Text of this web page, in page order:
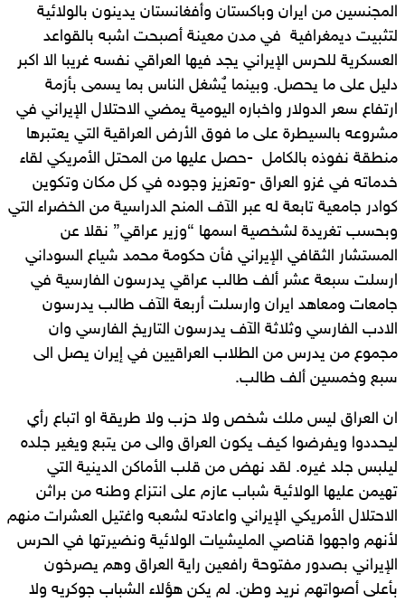
المجنسين من ايران وباكستان وأفغانستان يدينون بالولائية
لتثبيت ديمغرافية في مدن معينة أصبحت اشبه بالقواعد
العسكرية للحرس الإيراني يجد فيها العراقي نفسه غريبا الا اكبر
دليل على ما يحصل. وبينما يٌشغل الناس بما يسمى بأزمة
ارتفاع سعر الدولار واخباره اليومية يمضي الاحتلال الإيراني في
مشروعه بالسيطرة على ما فوق الأرض العراقية التي يعتبرها
منطقة نفوذه بالكامل -حصل عليها من المحتل الأمريكي لقاء
خدماته في غزو العراق -وتعزيز وجوده في كل مكان وتكوين
كوادر جامعية تابعة له عبر الآف المنح الدراسية من الخضراء التي
وبحسب تغريدة لشخصية اسمها “وزير عراقي” نقلا عن
المستشار الثقافي الإيراني فأن حكومة محمد شياع السوداني
ارسلت سبعة عشر ألف طالب عراقي يدرسون الفارسية في
جامعات ومعاهد ايران وارسلت أربعة الآف طالب يدرسون
الادب الفارسي وثلاثة الآف يدرسون التاريخ الفارسي وان
مجموع من يدرس من الطلاب العراقيين في إيران يصل الى
سبع وخمسين ألف طالب.
ان العراق ليس ملك شخص ولا حزب ولا طريقة او اتباع رأي
ليحددوا ويفرضوا كيف يكون العراق والى من يتبع ويغير جلده
ليلبس جلد غيره. لقد نهض من قلب الأماكن الدينية التي
تهيمن عليها الولائية شباب عازم على انتزاع وطنه من براثن
الاحتلال الأمريكي الإيراني واعادته لشعبه واغتيل العشرات منهم
لأنهم واجهوا قناصي المليشيات الولائية ونضيرتها في الحرس
الإيراني بصدور مفتوحة رافعين راية العراق وهم يصرخون
بأعلى أصواتهم نريد وطن. لم يكن هؤلاء الشباب جوكريه ولا